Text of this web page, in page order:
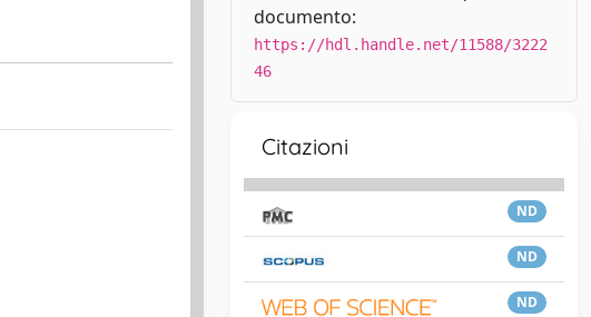
documento:
https://hdl.handle.net/11588/3222
46
Citazioni
ND
ND
ND